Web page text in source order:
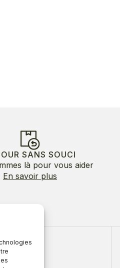
SANS SOUCI
là pour vous aider
En savoir plus
nous